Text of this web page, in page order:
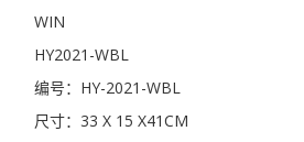
WIN
HY2021-WBL
编号：HY-2021-WBL
尺寸：33 X 15 X41CM